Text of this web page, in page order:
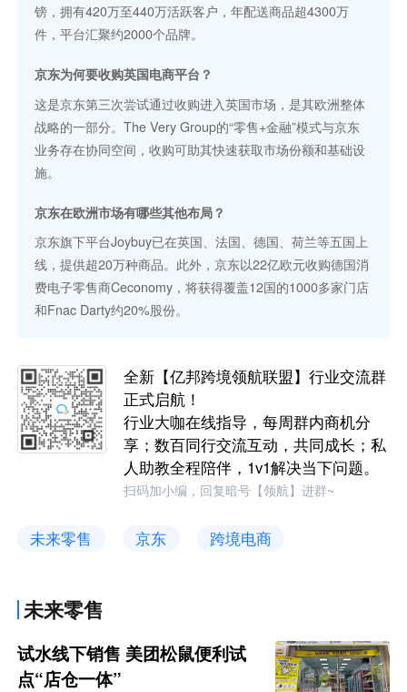
镑，拥有420万至440万活跃客户，年配送商品超4300万
件，平台汇聚约2000个品牌。
京东为何要收购英国电商平台？
这是京东第三次尝试通过收购进入英国市场，是其欧洲整体
战略的一部分。The Very Group的“零售+金融”模式与京东
业务存在协同空间，收购可助其快速获取市场份额和基础设
施。
京东在欧洲市场有哪些其他布局？
京东旗下平台Joybuy已在英国、法国、德国、荷兰等五国上
线，提供超20万种商品。此外，京东以22亿欧元收购德国消
费电子零售商Ceconomy，将获得覆盖12国的1000多家门店
和Fnac Darty约20%股份。
全新【亿邦跨境领航联盟】行业交流群
正式启航！
行业大咖在线指导，每周群内商机分
享；数百同行交流互动，共同成长；私
人助教全程陪伴，1v1解决当下问题。
扫码加小编，回复暗号【领航】进群~
未来零售 京东 跨境电商
未来零售
试水线下销售 美团松鼠便利试
点“店仓一体”